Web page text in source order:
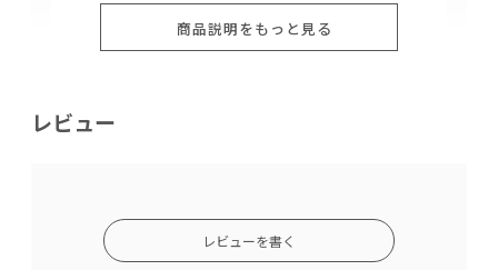
商品説明をもっと見る
レビュー
レビューを書く